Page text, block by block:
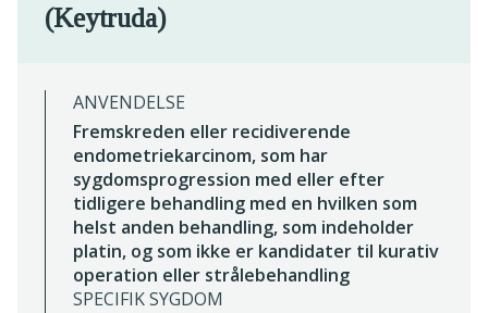
(Keytruda)
ANVENDELSE
Fremskreden eller recidiverende
endometriekarcinom, som har
sygdomsprogression med eller efter
tidligere behandling med en hvilken som
helst anden behandling, som indeholder
platin, og som ikke er kandidater til kurativ
operation eller strålebehandling
SPECIFIK SYGDOM